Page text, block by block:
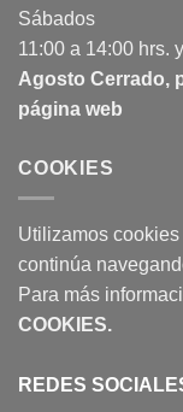
Sábados
11:00 a 14:00 hrs. y
Agosto Cerrado,
página web
COOKIES
Utilizamos
continúa
Para más
COOKIES.
REDES